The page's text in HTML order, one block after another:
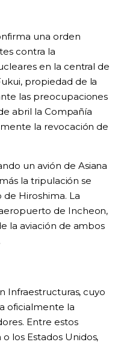
una orden
contra la
en la central de
propiedad de la
las preocupaciones
abril la Compañía
la revocación de
un avión de Asiana
la tripulación se
Hiroshima. La
de Incheon,
la aviación de ambos
Infraestructuras, cuyo
oficialmente la
Entre estos
los Estados Unidos,